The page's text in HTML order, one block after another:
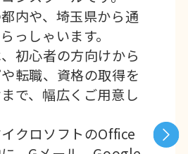
内や、埼玉県から通
っしゃいます。
初心者の方向けから
転職、資格の取得を
で、幅広くご用意し
クロソフトのOffice